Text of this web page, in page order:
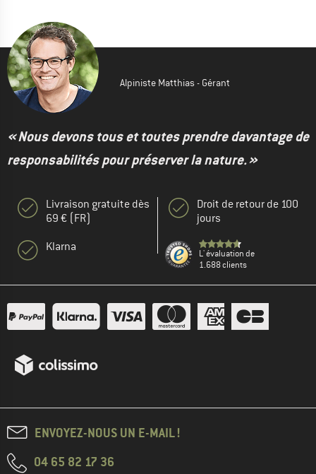
Alpiniste Matthias - Gérant
« Nous devons tous et toutes prendre davantage de
responsabilités pour préserver la nature. »
Livraison gratuite dès
69 € (FR)
Klarna
Droit de retour de 100
jours
L' évaluation de
1.688 clients
ENVOYEZ-NOUS UN E-MAIL !
04 65 82 17 36